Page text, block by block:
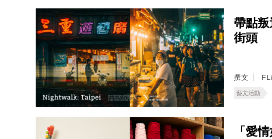
帶點
街頭
撰文
藝文活動
「愛